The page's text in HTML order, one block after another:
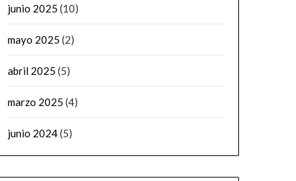
junio 2025 (10)
mayo 2025 (2)
abril 2025 (5)
marzo 2025 (4)
junio 2024(5)